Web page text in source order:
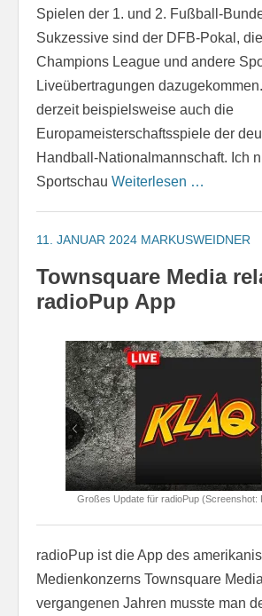
Spielen der 1. und 2. Fußball-
Sukzessive sind der DFB-Pokal,
Champions League und andere
Liveübertragungen
derzeit beispielsweise auch die
Europameisterschaftsspiele der
Handball-Nationalmannschaft. Ich
Sportschau Weiterlesen …
11. JANUAR 2024 MARKUSWEIDNER
Townsquare Media
radioPup App
Großes Update für radioPup (Screenshot:
radioPup ist die App des
Medienkonzerns Townsquare
vergangenen Jahren musste man